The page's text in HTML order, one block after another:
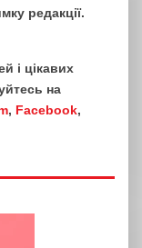
редакції.
і цікавих
на
, Facebook,